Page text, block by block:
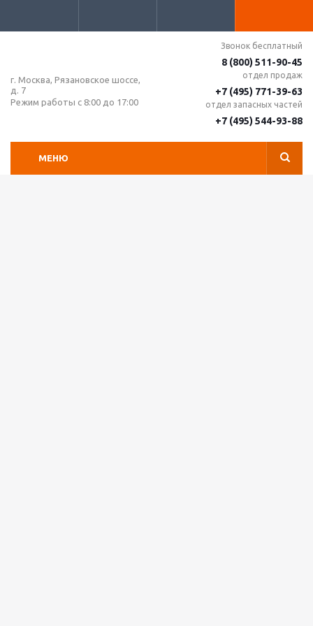
г. Москва, Рязановское шоссе,
д. 7
Режим работы с 8:00 до 17:00
Звонок бесплатный
8 (800) 511-90-45
отдел продаж
+7 (495) 771-39-63
отдел запасных частей
+7 (495) 544-93-88
МЕНЮ